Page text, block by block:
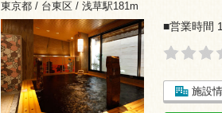
東京都 / 台東区 / 浅草駅181m
■営業時間
施設